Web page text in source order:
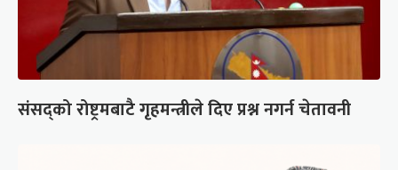
संसद्को रोष्ट्रमबाटै गृहमन्त्रीले दिए प्रश्न नगर्न चेतावनी